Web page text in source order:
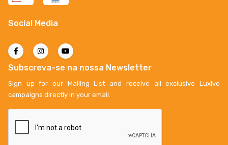
Social Media
Subscreva-se na nossa Newsletter
Sign up for our Mailing List and receive all exclusive Luxivo
campaigns directly in your email.